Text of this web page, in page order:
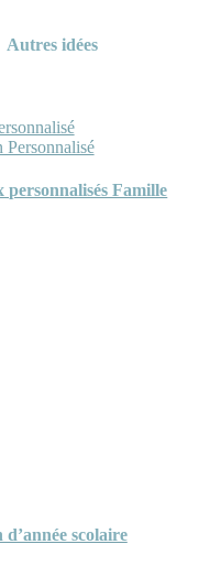
Autres idées
Personnalisé
personnalisés Famille
d’année scolaire